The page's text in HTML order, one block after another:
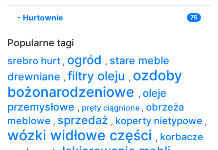
- Hurtownie 75
Popularne tagi
srebro hurt , ogród , stare meble
drewniane , filtry oleju , ozdoby
bożonarodzeniowe , oleje
przemysłowe , pręty ciągnione , obrzeża
meblowe , sprzedaż , koperty nietypowe ,
wózki widłowe części , korbacze